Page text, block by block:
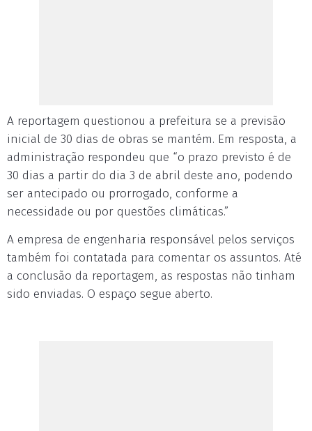
A reportagem questionou a prefeitura se a previsão
inicial de 30 dias de obras se mantém. Em resposta, a
administração respondeu que “o prazo previsto é de
30 dias a partir do dia 3 de abril deste ano, podendo
ser antecipado ou prorrogado, conforme a
necessidade ou por questões climáticas.”
A empresa de engenharia responsável pelos serviços
também foi contatada para comentar os assuntos. Até
a conclusão da reportagem, as respostas não tinham
sido enviadas. O espaço segue aberto.